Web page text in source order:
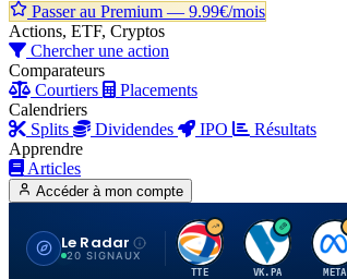
Passer au Premium — 9.99€/mois
Actions, ETF, Cryptos
Chercher une action
Comparateurs
Courtiers
Placements
Calendriers
Splits
Dividendes IPO
Résultats
Apprendre
Articles
Accéder à mon compte
Le Radar
20 SIGNAUX
T
TTE
V
VK.PA
M
META